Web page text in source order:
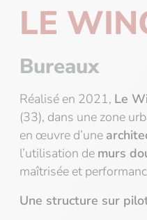
LE
Bureaux
Réalisé en 2021, Le
(33), dans une zone
en œuvre d’une
l’utilisation de murs
maîtrisée et
Une structure sur